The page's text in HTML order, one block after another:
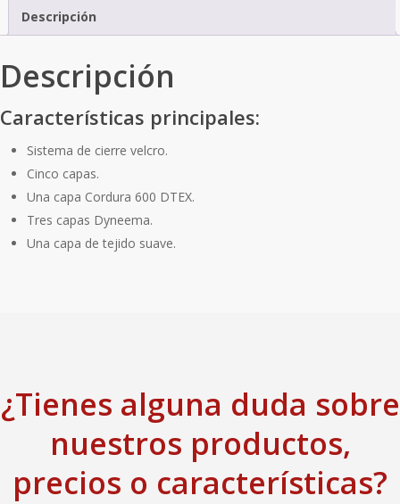
Descripción
Descripción
Características principales:
Sistema de cierre velcro.
Cinco capas.
Una capa Cordura 600 DTEX.
Tres capas Dyneema.
Una capa de tejido suave.
¿Tienes alguna duda sobre
nuestros productos,
precios o características?